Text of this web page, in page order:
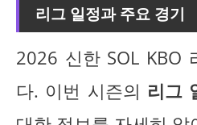
리그 일정과 주요 경기
2026 신한 SOL KBO
다. 이번 시즌의 리그